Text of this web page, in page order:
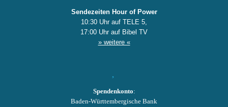
Sendezeiten Hour of Power
10:30 Uhr auf TELE 5,
17:00 Uhr auf Bibel TV
» weitere «
Spendenkonto:
Baden-Württembergische Bank